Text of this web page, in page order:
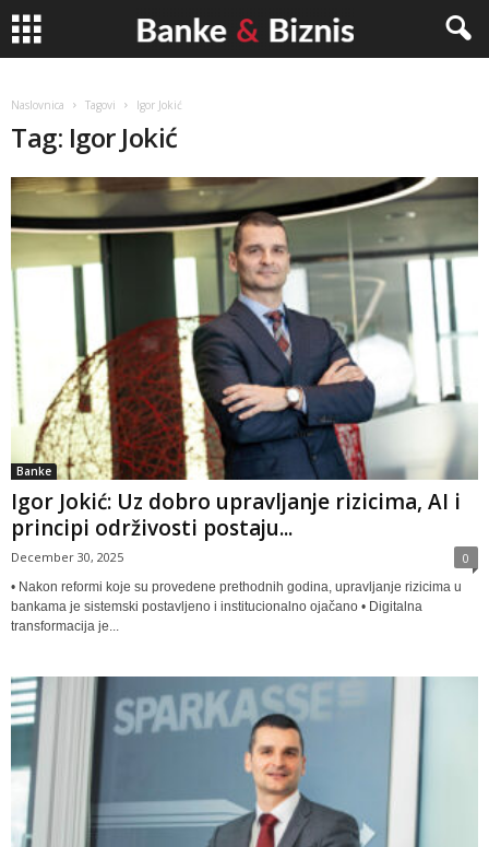
Biznis
Naslovnica Tagovi Igor Jokić
Tag: Igor Jokić
Banke
Igor Jokić: Uz dobro upravljanje rizicima, AI i
principi održivosti postaju...
December 30, 2025 0
• Nakon reformi koje su provedene prethodnih godina, upravljanje rizicima u
bankama je sistemski postavljeno i institucionalno ojačano • Digitalna
transformacija je...